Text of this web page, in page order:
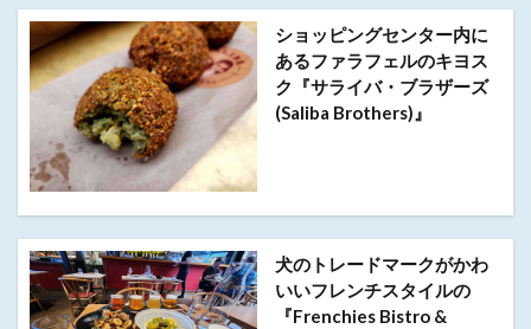
ショッピングセンター内に
あるファラフェルのキヨス
ク『サライバ・ブラザーズ
(Saliba Brothers)』
犬のトレードマークがかわ
いいフレンチスタイルの
『Frenchies Bistro &